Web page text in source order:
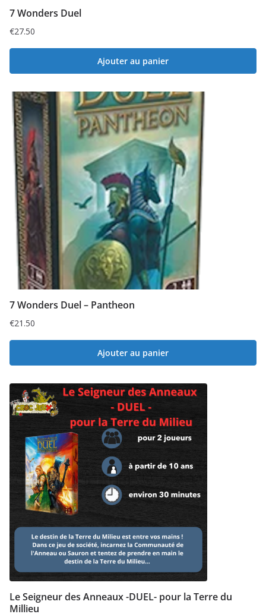
7 Wonders Duel
€27.50
Ajouter au panier
7 Wonders Duel – Pantheon
€21.50
Ajouter au panier
Le Seigneur des Anneaux -DUEL- pour la Terre du
Millieu